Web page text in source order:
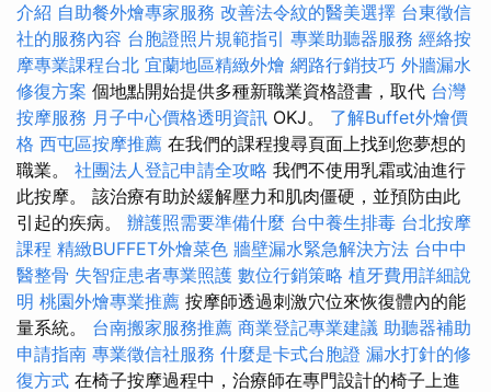
介紹 自助餐外燴專家服務 改善法令紋的醫美選擇 台東徵信
社的服務內容 台胞證照片規範指引 專業助聽器服務 經絡按
摩專業課程台北 宜蘭地區精緻外燴 網路行銷技巧 外牆漏水
修復方案 個地點開始提供多種新職業資格證書，取代 台灣
按摩服務 月子中心價格透明資訊 OKJ。 了解Buffet外燴價
格 西屯區按摩推薦 在我們的課程搜尋頁面上找到您夢想的
職業。 社團法人登記申請全攻略 我們不使用乳霜或油進行
此按摩。 該治療有助於緩解壓力和肌肉僵硬，並預防由此
引起的疾病。 辦護照需要準備什麼 台中養生排毒 台北按摩
課程 精緻BUFFET外燴菜色 牆壁漏水緊急解決方法 台中中
醫整骨 失智症患者專業照護 數位行銷策略 植牙費用詳細說
明 桃園外燴專業推薦 按摩師透過刺激穴位來恢復體內的能
量系統。 台南搬家服務推薦 商業登記專業建議 助聽器補助
申請指南 專業徵信社服務 什麼是卡式台胞證 漏水打針的修
復方式 在椅子按摩過程中，治療師在專門設計的椅子上進